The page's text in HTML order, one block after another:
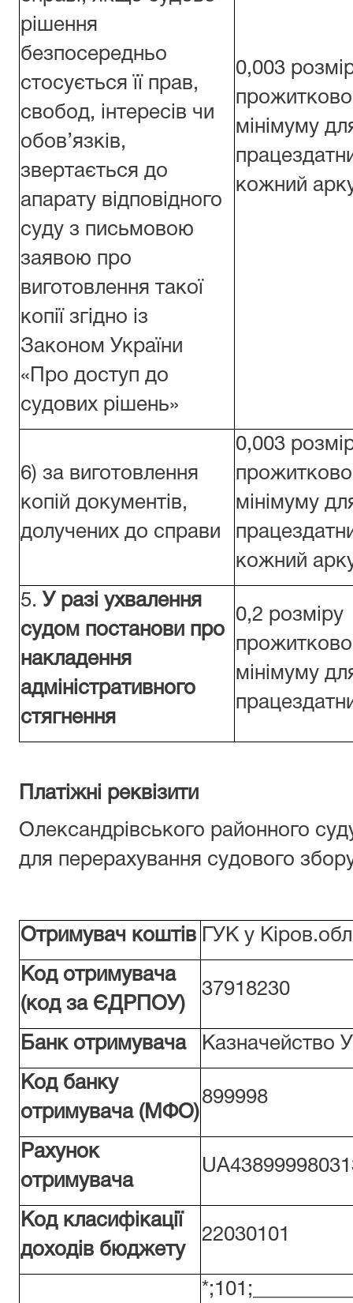
рішення
безпосередньо
стосується її прав,
свобод, інтересів чи
обов’язків,
звертається до
апарату відповідного
суду з письмовою
заявою про
виготовлення такої
копії згідно із
Законом України
«Про доступ до
судових рішень»
0,003
мінімуму
кожний
6) за виготовлення
копій документів,
долучених до справи
0,003
мінімуму
кожний
5. У разі ухвалення
судом постанови про
накладення
адміністративного
стягнення
0,2 розміру
мінімуму
Платiжнi реквiзити
Олександрівського районного
для перерахування судового
Отримувач коштів ГУК у
Код отримувача
(код за ЄДРПОУ)
37918230
Банк отримувача Казначейство
Код банку
отримувача (МФО)
899998
Рахунок
отримувача
Код класифікації
доходів бюджету
22030101